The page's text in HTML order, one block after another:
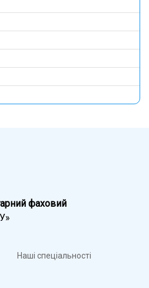
фаховий
Наші спеціальності